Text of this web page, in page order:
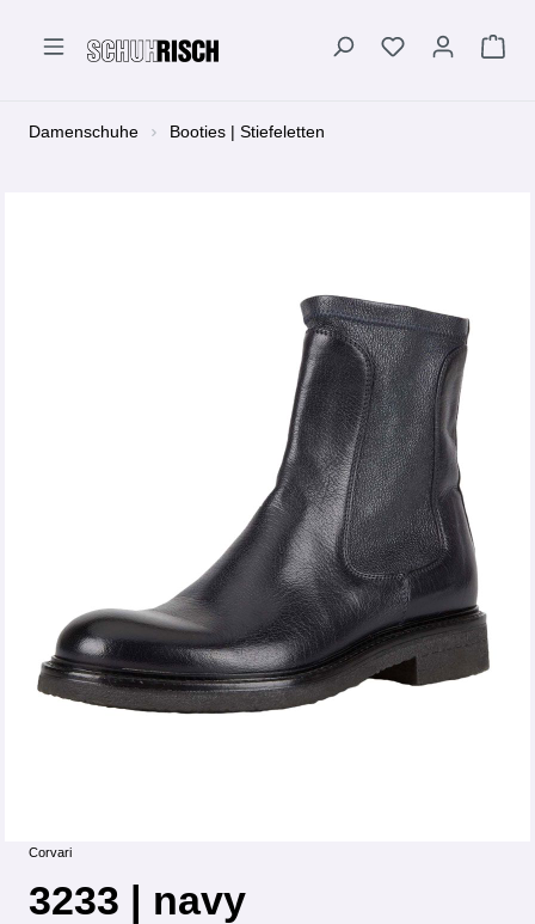
Damenschuhe Booties | Stiefeletten
Corvari
3233 | navy